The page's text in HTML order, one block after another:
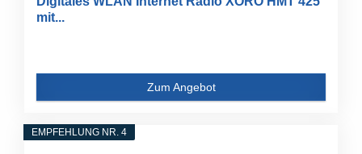
mit...
Zum Angebot
EMPFEHLUNG NR. 4